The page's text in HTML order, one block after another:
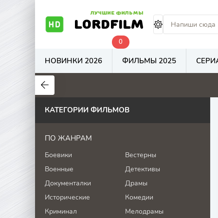
LORDFILM
ЛУЧШИЕ ФИЛЬМЫ
НОВИНКИ 2026
0
ФИЛЬМЫ 2025
7.5
КАТЕГОРИИ ФИЛЬМОВ
ПО ЖАНРАМ
Боевики
Вестерны
Военные
Детективы
Документалки
Драмы
Исторические
Комедии
Криминал
Мелодрамы